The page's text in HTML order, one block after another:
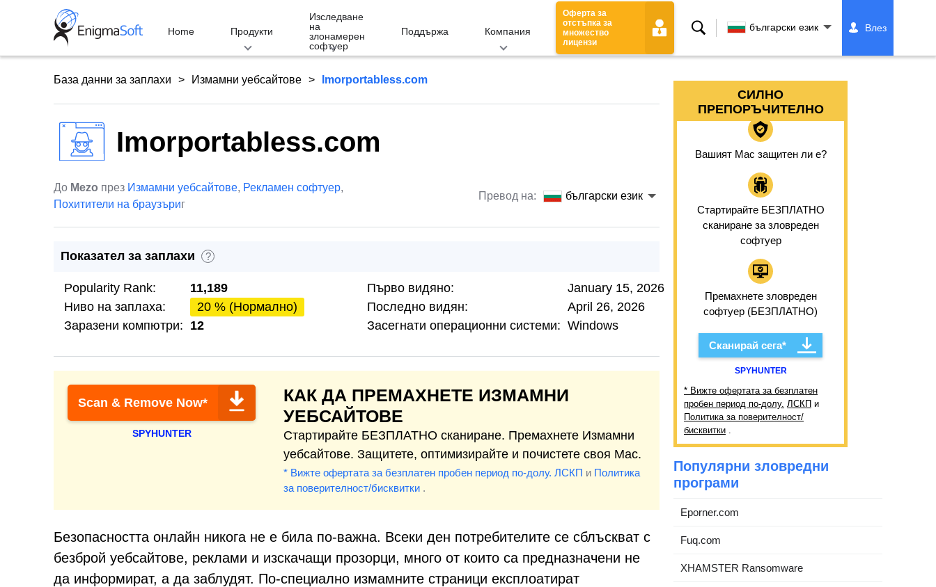
Home Продукти
Изследване
на
злонамерен
софтуер
Поддържа Компания
Оферта за
отстъпка за
множество
лицензи
Търсене български език Влез
База данни за заплахи Измамни уебсайтове Imorportabless.com
Imorportabless.com
До Mezo през Измамни уебсайтове, Рекламен софтуер,
Похитители на браузъриг
Превод на: български език
Показател за заплахи ?
Popularity Rank:
11,189
Ниво на заплаха:
20 % (Нормално)
Заразени компютри: 12
Първо видяно:
January 15, 2026
Последно видян:
April 26, 2026
Засегнати операционни системи: Windows
Scan & Remove Now*
SPYHUNTER
КАК ДА ПРЕМАХНЕТЕ ИЗМАМНИ
УЕБСАЙТОВЕ
Стартирайте БЕЗПЛАТНО сканиране. Премахнете Измамни
уебсайтове. Защитете, оптимизирайте и почистете своя Mac.
* Вижте офертата за безплатен пробен период по-долу. ЛСКП и Политика
за поверителност/бисквитки .
Безопасността онлайн никога не е била по-важна. Всеки ден потребителите се сблъскват с
безброй уебсайтове, реклами и изскачащи прозорци, много от които са предназначени не
да информират, а да заблудят. По-специално измамните страници експлоатират
СИЛНО
ПРЕПОРЪЧИТЕЛНО
Вашият Mac защитен ли е?
Стартирайте БЕЗПЛАТНО
сканиране за зловреден
софтуер
Премахнете зловреден
софтуер (БЕЗПЛАТНО)
Сканирай сега*
SPYHUNTER
* Вижте офертата за безплатен
пробен период по-долу. ЛСКП и
Политика за поверителност/
бисквитки .
Популярни зловредни
програми
Eporner.com
Fuq.com
XHAMSTER Ransomware